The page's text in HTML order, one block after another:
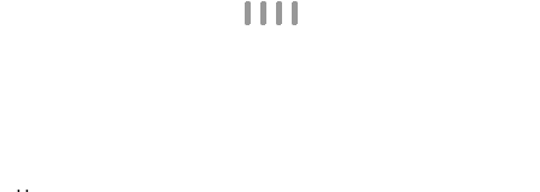
нетрадиционная медицина – народные рецепты.